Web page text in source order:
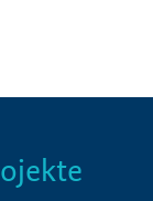
Info